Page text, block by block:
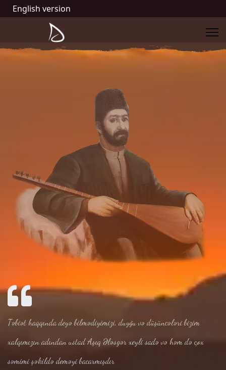
English version
Təbiət haqqında deyə bilmədiyimizi, duyğu və düşüncələri bizim
xalqımızın adından ustad Aşıq Ələsgər xeyli sadə və həm də çox
səmimi şəkildə deməyi bacarmışdır